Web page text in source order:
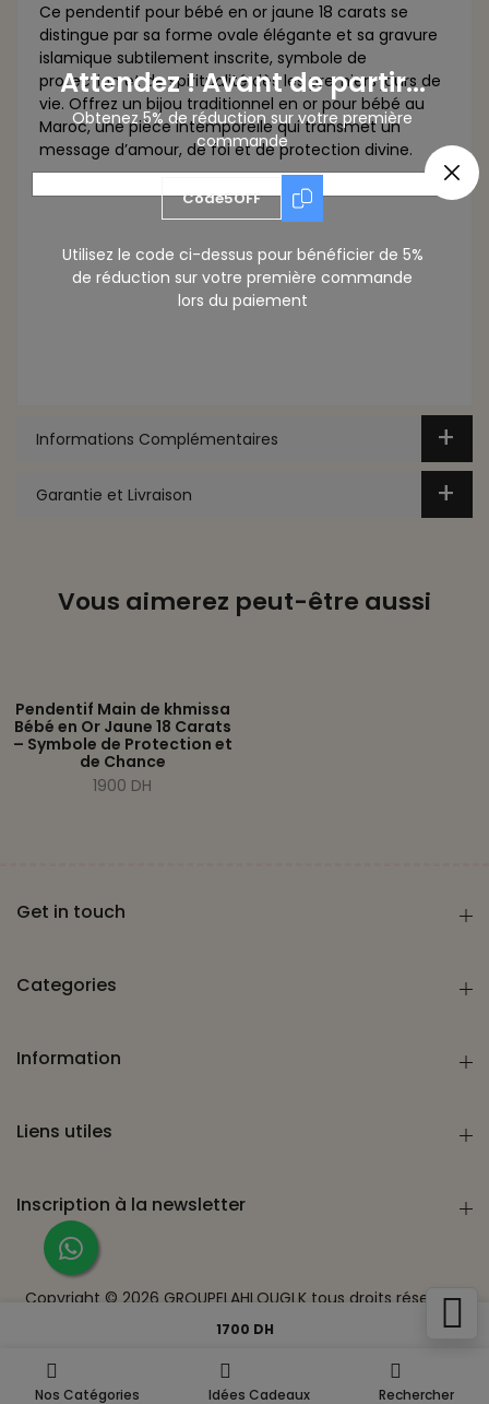
Ce pendentif pour bébé en or jaune 18 carats se
distingue par sa forme ovale élégante et sa gravure
islamique subtilement inscrite, symbole de
protection et de spiritualité dès les premiers jours de
vie. Offrez un bijou traditionnel en or pour bébé au
Maroc, une pièce intemporelle qui transmet un
message d’amour, de foi et de protection divine.
Informations Complémentaires
Garantie et Livraison
Vous aimerez peut-être aussi
Pendentif Main de khmissa
Bébé en Or Jaune 18 Carats
– Symbole de Protection et
de Chance
1900 DH
Get in touch
Categories
Information
Liens utiles
Inscription à la newsletter
Copyright © 2026 GROUPELAHLOUGLK tous droits réservés.
Développé & Référencé parCatch Wave Technology
Nos Catégories Idées Cadeaux Rechercher
1700 DH
Attendez ! Avant de partir...
Obtenez 5% de réduction sur votre première
commande
Code5OFF
Utilisez le code ci-dessus pour bénéficier de 5%
de réduction sur votre première commande
lors du paiement